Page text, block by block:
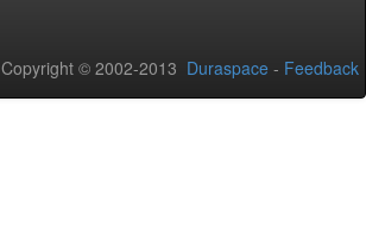
Copyright © 2002-2013 Duraspace - Feedback